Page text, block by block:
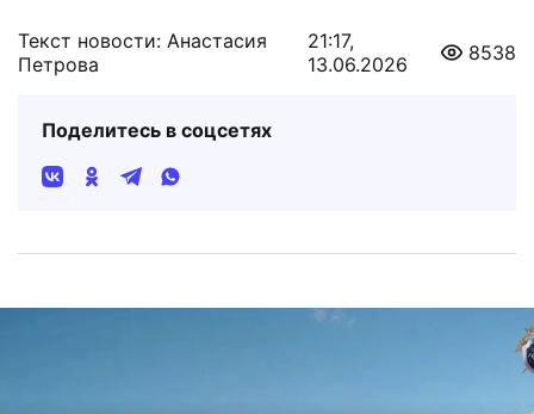
Текст новости: Анастасия
Петрова
21:17,
13.06.2026
8538
Поделитесь в соцсетях